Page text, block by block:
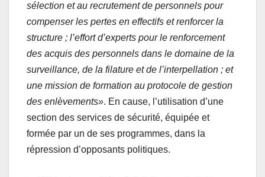
sélection et au recrutement de personnels pour
compenser les pertes en effectifs et renforcer la
structure ; l’effort d’experts pour le renforcement
des acquis des personnels dans le domaine de la
surveillance, de la filature et de l’interpellation ; et
une mission de formation au protocole de gestion
des enlèvements». En cause, l’utilisation d’une
section des services de sécurité, équipée et
formée par un de ses programmes, dans la
répression d’opposants politiques.